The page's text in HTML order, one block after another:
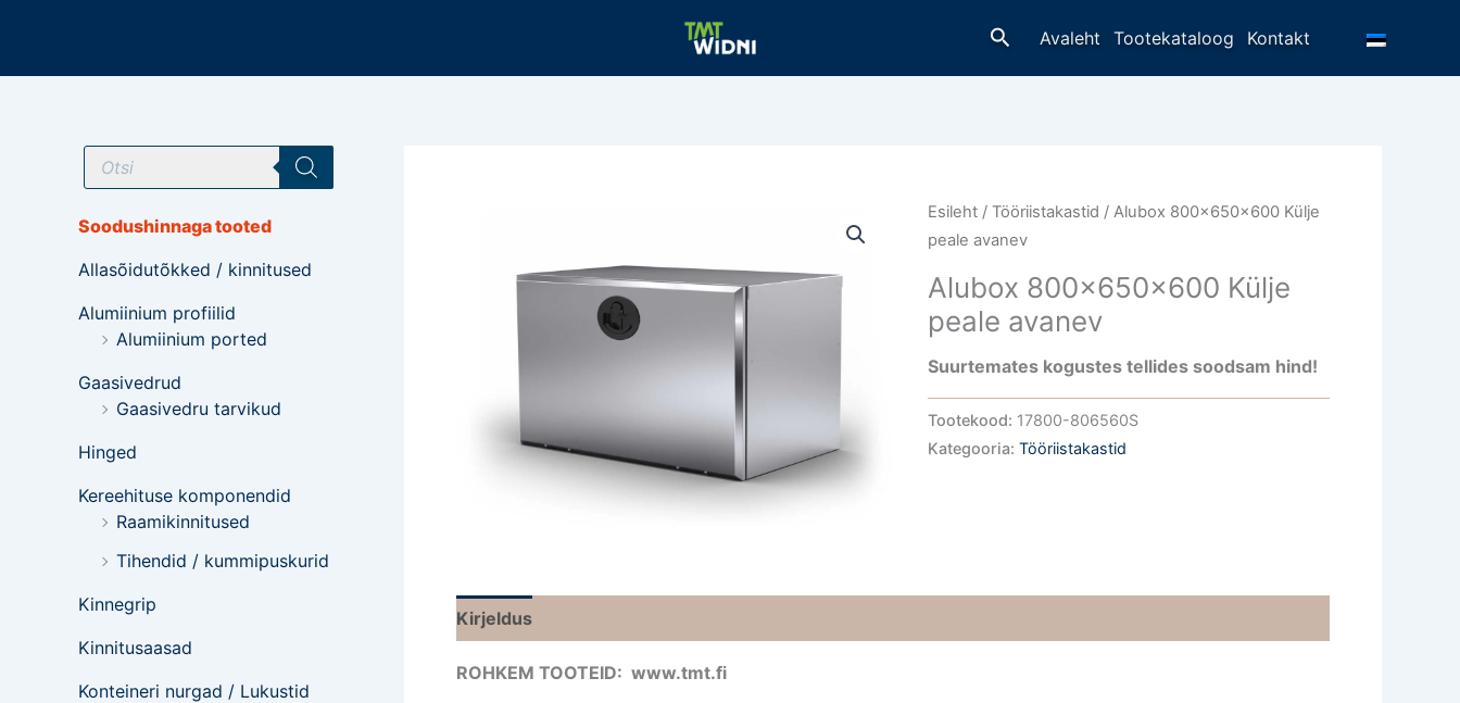
OtsingAvaleht Tootekataloog Kontakt
T
o
e
t
e
o
s
Soodushinnaga tooted
Allasõidutõkked / kinnitused
Alumiinium profiilid
Alumiinium ported
Gaasivedrud
Gaasivedru tarvikud
Hinged
Kereehituse komponendid
Raamikinnitused
Tihendid / kummipuskurid
Kinnegrip
Kinnitusaasad
Konteineri nurgad / Lukustid
Esileht /Tööriistakastid / Alubox 800x650x600 Külje
peale avanev
Alubox 800x650x600 Külje
peale avanev
Suurtemates kogustes tellides soodsam hind!
Tootekood: 17800-806560S
Kategooria:Tööriistakastid
Kirjeldus
ROHKEM TOOTEID: www.tmt.fi